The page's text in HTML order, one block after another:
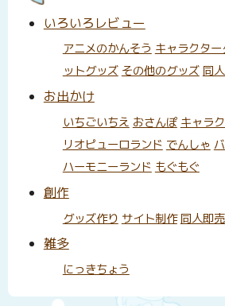
いろいろレビュー
アニメのかんそう キャラクタ
ットグッズ その他のグッズ 同
お出かけ
いちごいちえ おさんぽ キャラ
リオピューロランド でんしゃ
ハーモニーランド もぐもぐ
創作
グッズ作り サイト制作 同人即
雑多
にっきちょう